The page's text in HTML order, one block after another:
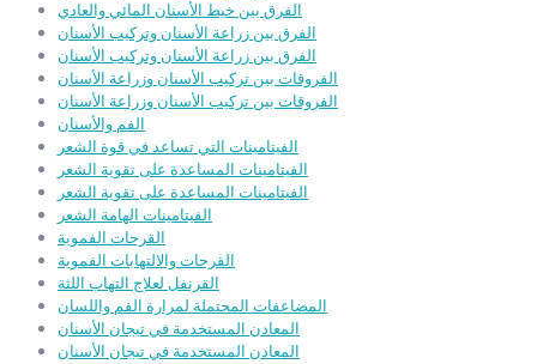
الفرق بين خيط الأسنان المائي والعادي
الفرق بين زراعة الأسنان وتركيب الأسنان
الفرق بين زراعة الأسنان وتركيب الأسنان
الفروقات بين تركيب الأسنان وزراعة الأسنان
الفروقات بين تركيب الأسنان وزراعة الأسنان
الفم والأسنان
الفيتامينات التي تساعد في قوة الشعر
الفيتامينات المساعدة على تقوية الشعر
الفيتامينات المساعدة على تقوية الشعر
الفيتامينات الهامة الشعر
القرحات الفموية
القرحات والالتهابات الفموية
القرنفل لعلاج التهاب اللثة
المضاعفات المحتملة لمرارة الفم واللسان
المعادن المستخدمة في تيجان الأسنان
المعادن المستخدمة في تيجان الأسنان